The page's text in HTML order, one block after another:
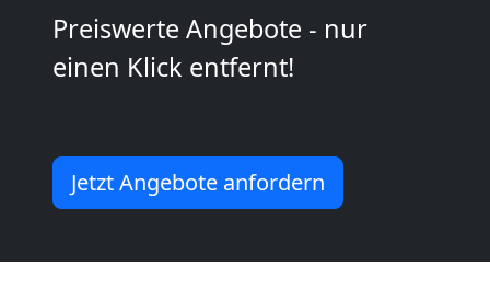
Preiswerte Angebote - nur
einen Klick entfernt!
Jetzt Angebote anfordern
National
International
Internationaler